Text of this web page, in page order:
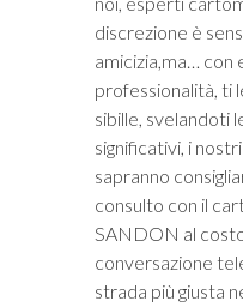
discrezione è
amicizia,ma… con
professionalità, ti
sibille, svelandoti
significativi, i
sapranno
consulto con il
SANDON al
conversazione
strada più giusta